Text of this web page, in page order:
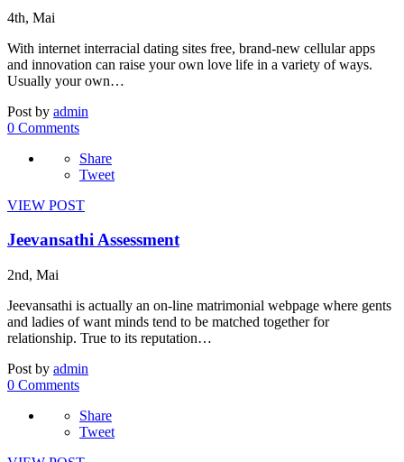
4th, Mai
With internet interracial dating sites free, brand-new cellular apps
and innovation can raise your own love life in a variety of ways.
Usually your own…
Post by admin
0 Comments
Share
Tweet
VIEW POST
Jeevansathi Assessment
2nd, Mai
Jeevansathi is actually an on-line matrimonial webpage where gents
and ladies of want minds tend to be matched together for
relationship. True to its reputation…
Post by admin
0 Comments
Share
Tweet